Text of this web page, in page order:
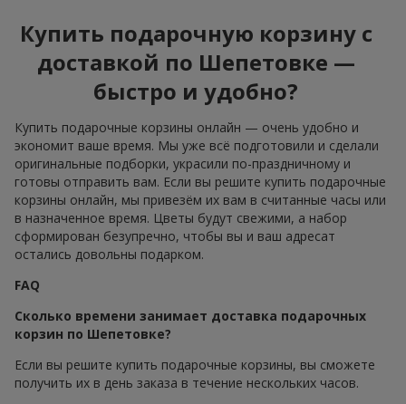
Купить подарочную корзину с
доставкой по Шепетовке —
быстро и удобно?
Купить подарочные корзины онлайн — очень удобно и
экономит ваше время. Мы уже всё подготовили и сделали
оригинальные подборки, украсили по-праздничному и
готовы отправить вам. Если вы решите купить подарочные
корзины онлайн, мы привезём их вам в считанные часы или
в назначенное время. Цветы будут свежими, а набор
сформирован безупречно, чтобы вы и ваш адресат
остались довольны подарком.
FAQ
Сколько времени занимает доставка подарочных
корзин по Шепетовке?
Если вы решите купить подарочные корзины, вы сможете
получить их в день заказа в течение нескольких часов.